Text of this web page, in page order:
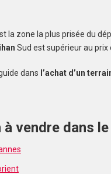
la zone la plus prisée du
Sud est supérieur au prix
dans l’achat d’un
vendre dans